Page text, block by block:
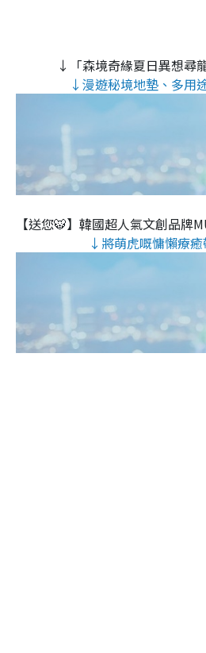
↓「森境奇緣夏日異想尋
↓漫遊秘境地墊、多用
【送您🐯】韓國超人氣文創品牌
↓將萌虎嘅慵懶療